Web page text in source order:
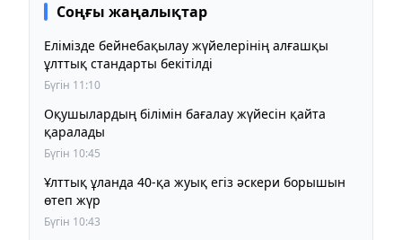
Соңғы жаңалықтар
Елімізде бейнебақылау жүйелерінің алғашқы
ұлттық стандарты бекітілді
Бүгін 11:10
Оқушылардың білімін бағалау жүйесін қайта
қаралады
Бүгін 10:45
Ұлттық ұланда 40-қа жуық егіз әскери борышын
өтеп жүр
Бүгін 10:43